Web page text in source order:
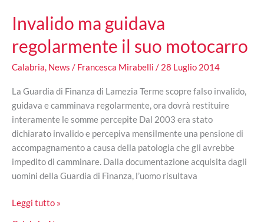
Invalido ma guidava
regolarmente il suo motocarro
Calabria, News / Francesca Mirabelli / 28 Luglio 2014
La Guardia di Finanza di Lamezia Terme scopre falso invalido,
guidava e camminava regolarmente, ora dovrà restituire
interamente le somme percepite Dal 2003 era stato
dichiarato invalido e percepiva mensilmente una pensione di
accompagnamento a causa della patologia che gli avrebbe
impedito di camminare. Dalla documentazione acquisita dagli
uomini della Guardia di Finanza, l’uomo risultava
Invalido
Leggi tutto »